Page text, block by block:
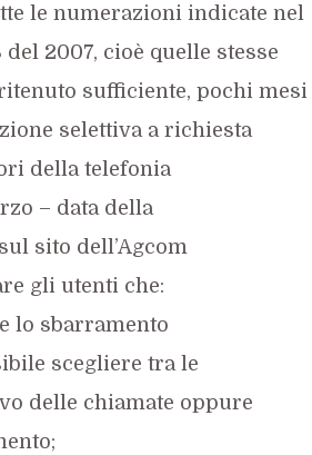
le numerazioni indicate nel
2007, cioè quelle stesse
sufficiente, pochi mesi
selettiva a richiesta
della telefonia
– data della
sito dell’Agcom
gli utenti che:
lo sbarramento
scegliere tra le
delle chiamate oppure